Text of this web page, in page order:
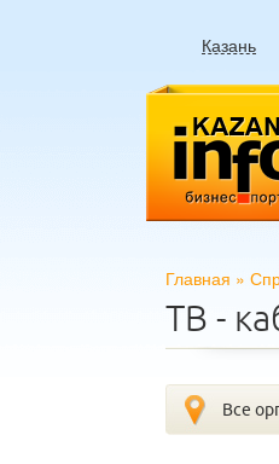
Казань
Главная »
ТВ -
Все